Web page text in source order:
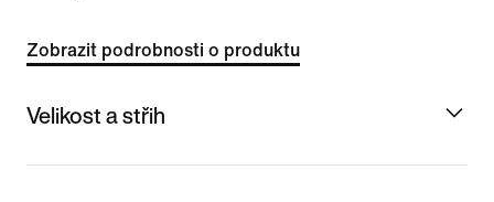
Zobrazit podrobnosti o produktu
Velikost a střih